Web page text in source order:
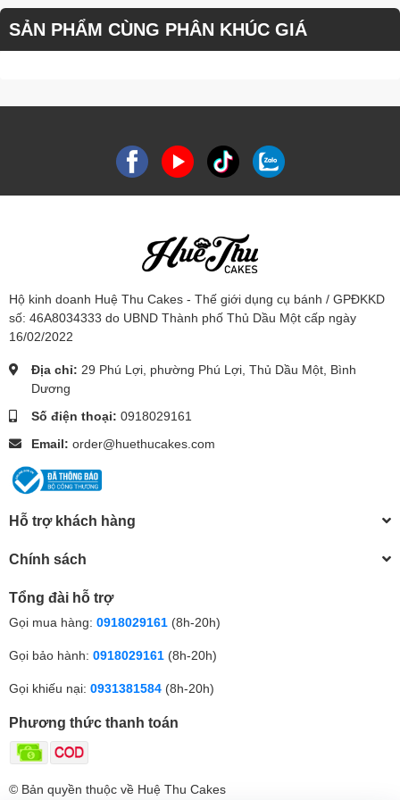
SẢN PHẨM CÙNG PHÂN KHÚC GIÁ
Hộ kinh doanh Huệ Thu Cakes - Thế giới dụng cụ bánh / GPĐKKD
số: 46A8034333 do UBND Thành phố Thủ Dầu Một cấp ngày
16/02/2022
Địa chỉ: 29 Phú Lợi, phường Phú Lợi, Thủ Dầu Một, Bình
Dương
Số điện thoại: 0918029161
Email: order@huethucakes.com
Hỗ trợ khách hàng
Chính sách
Tổng đài hỗ trợ
Gọi mua hàng: 0918029161 (8h-20h)
Gọi bảo hành: 0918029161 (8h-20h)
Gọi khiếu nại: 0931381584 (8h-20h)
Phương thức thanh toán
© Bản quyền thuộc về Huệ Thu Cakes